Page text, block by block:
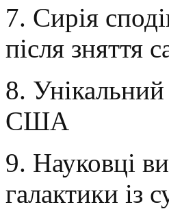
7. Сирія
після зняття
8. Унікальний
США
9. Науковці
галактики із